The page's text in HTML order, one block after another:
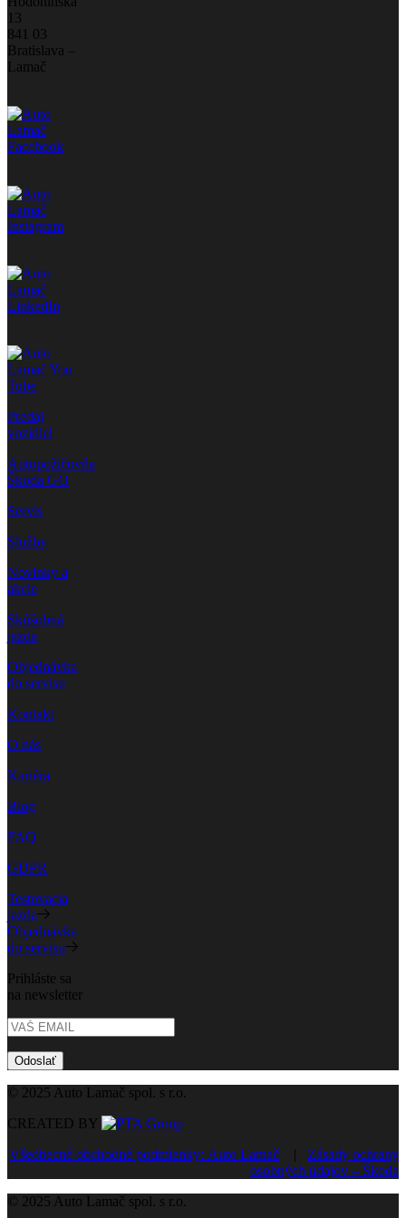
13
841 03
Bratislava –
Lamač
Predaj
vozidiel
Autopožičovňa
Škoda GO
Servis
Služby
Novinky a
akcie
Skúšobná
jazda
Objednávka
do servisu
Kontakt
O nás
Kariéra
Blog
FAQ
GDPR
Testovacia
jazda
Objednávka
do servisu
Prihláste sa
na newsletter
Odoslať
© 2025 Auto Lamač spol. s r.o.
CREATED BY
Všeobecné obchodné podmienky: Auto Lamač | Zásady ochrany
osobných údajov – Škoda
© 2025 Auto Lamač spol. s r.o.